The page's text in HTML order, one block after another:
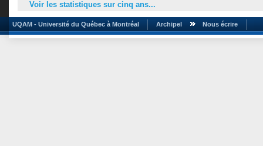
Voir les statistiques sur cinq ans...
UQAM - Université du Québec à Montréal Archipel Nous écrire